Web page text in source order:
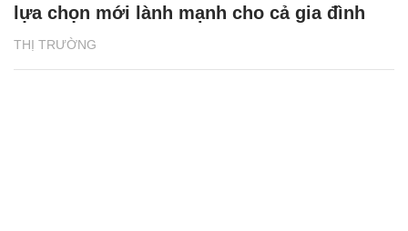
THỊ TRƯỜNG
lựa chọn mới lành mạnh cho cả gia đình